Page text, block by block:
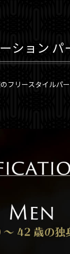
ション パ
フリースタイルパ